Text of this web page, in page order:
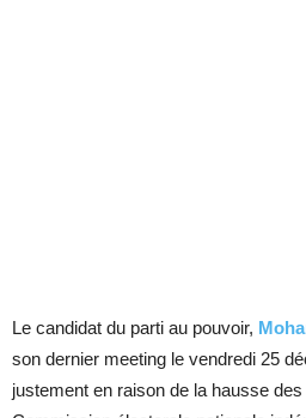
Le candidat du parti au pouvoir,
son dernier meeting le vendredi 25
justement en raison de la hausse